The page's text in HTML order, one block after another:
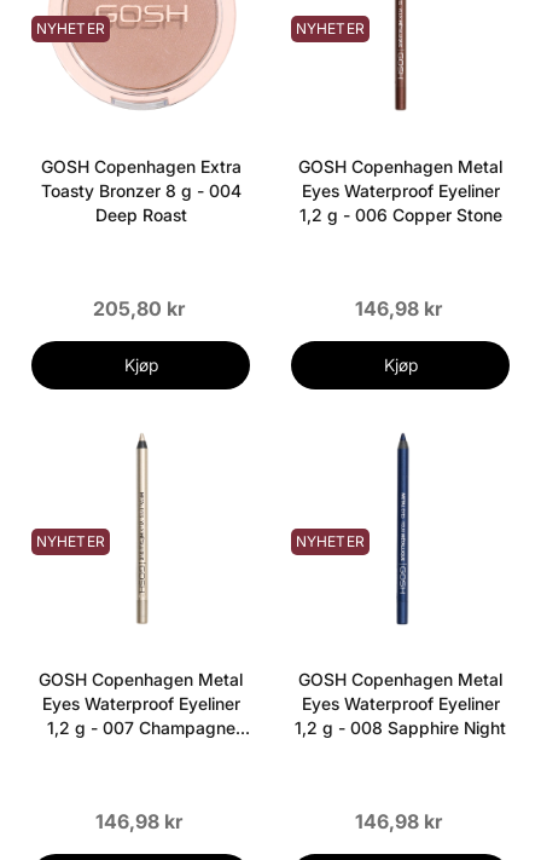
NYHETER
GOSH Copenhagen Extra
Toasty Bronzer 8 g - 004
Deep Roast
205,80 kr
Kjøp
NYHETER
GOSH Copenhagen Metal
Eyes Waterproof Eyeliner
1,2 g - 006 Copper Stone
146,98 kr
Kjøp
NYHETER
GOSH Copenhagen Metal
Eyes Waterproof Eyeliner
1,2 g - 007 Champagne
146,98 kr
NYHETER
GOSH Copenhagen Metal
Eyes Waterproof Eyeliner
1,2 g - 008 Sapphire Night
146,98 kr